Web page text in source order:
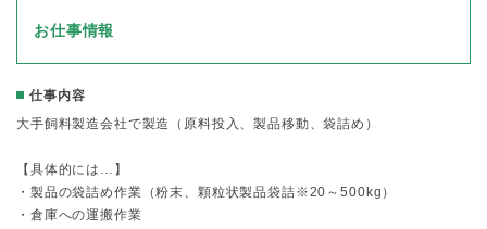
お仕事情報
仕事内容
大手飼料製造会社で製造（原料投入、製品移動、袋詰め）
【具体的には…】
・製品の袋詰め作業（粉末、顆粒状製品袋詰※20～500kg）
・倉庫への運搬作業